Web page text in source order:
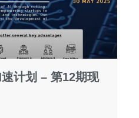
计划 – 第12期现